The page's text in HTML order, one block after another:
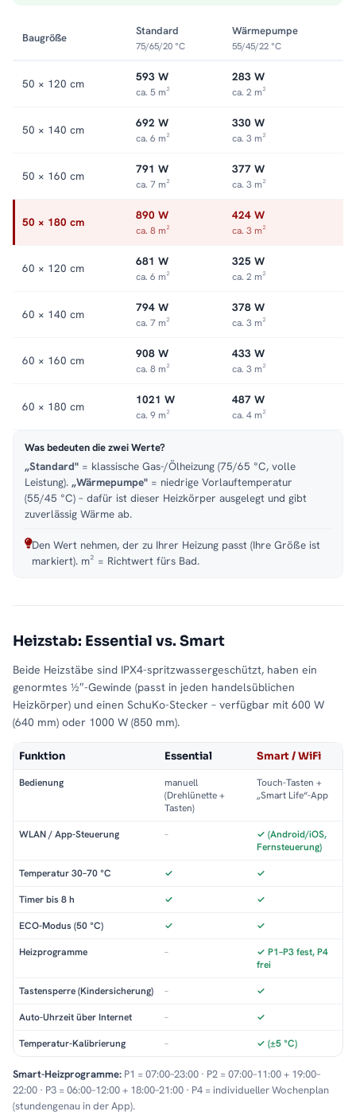
Bad allein. Im Winter läuft alles klassisch über das Heizsystem.
Alle Größen und Ausführungen finden Sie in der Kategorie
Baugröße
Standard
75/65/20 °C
Wärmepumpe
55/45/22 °C
50 × 120 cm 593 W
ca. 5 m²
283 W
ca. 2 m²
50 × 140 cm 692 W
ca. 6 m²
330 W
ca. 3 m²
50 × 160 cm 791 W
ca. 7 m²
377 W
ca. 3 m²
50 × 180 cm 890 W
ca. 8 m²
424 W
ca. 3 m²
60 × 120 cm 681 W
ca. 6 m²
325 W
ca. 2 m²
60 × 140 cm 794 W
ca. 7 m²
378 W
ca. 3 m²
60 × 160 cm 908 W
ca. 8 m²
433 W
ca. 3 m²
60 × 180 cm 1021 W
ca. 9 m²
487 W
ca. 4 m²
Was bedeuten die zwei Werte?
„Standard" = klassische Gas-/Ölheizung (75/65 °C, volle
Leistung). „Wärmepumpe" = niedrige Vorlauftemperatur
(55/45 °C) – dafür ist dieser Heizkörper ausgelegt und gibt
zuverlässig Wärme ab.
Den Wert nehmen, der zu Ihrer Heizung passt (Ihre Größe ist
markiert). m² = Richtwert fürs Bad.
Heizstab: Essential vs. Smart
Beide Heizstäbe sind IPX4-spritzwassergeschützt, haben ein
genormtes ½″-Gewinde (passt in jeden handelsüblichen
Heizkörper) und einen SchuKo-Stecker – verfügbar mit 600 W
(640 mm) oder 1000 W (850 mm).
Funktion Essential Smart / WiFi
Bedienung
manuell
(Drehlünette +
Tasten)
Touch-Tasten +
„Smart Life“-App
WLAN / App-Steuerung –
✓ (Android/iOS,
Fernsteuerung)
Temperatur 30–70 °C ✓ ✓
Timer bis 8 h ✓ ✓
ECO-Modus (50 °C) ✓ ✓
Heizprogramme –
✓ P1–P3 fest, P4
frei
Tastensperre (Kindersicherung) – ✓
Auto-Uhrzeit über Internet – ✓
Temperatur-Kalibrierung – ✓ (±5 °C)
Smart-Heizprogramme: P1 = 07:00–23:00 · P2 = 07:00–11:00 + 19:00–
22:00 · P3 = 06:00–12:00 + 18:00–21:00 · P4 = individueller Wochenplan
(stundengenau in der App).